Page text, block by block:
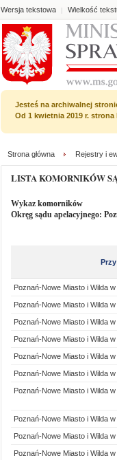
Wersja tekstowa | Wielkość
Jesteś na archiwalnej
Od 1 kwietnia 2019 r.
Strona główna Rejestry i
LISTA KOMORNIKÓW
Wykaz komorników
Okręg sądu apelacyjnego:
Poznań-Nowe Miasto i Wilda
Poznań-Nowe Miasto i Wilda
Poznań-Nowe Miasto i Wilda
Poznań-Nowe Miasto i Wilda
Poznań-Nowe Miasto i Wilda
Poznań-Nowe Miasto i Wilda
Poznań-Nowe Miasto i Wilda
Poznań-Nowe Miasto i Wilda
Poznań-Nowe Miasto i Wilda
Poznań-Nowe Miasto i Wilda